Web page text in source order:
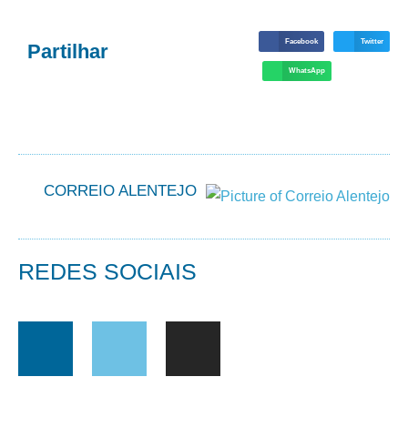
Partilhar Facebook Twitter
WhatsApp
CORREIO ALENTEJO
REDES SOCIAIS